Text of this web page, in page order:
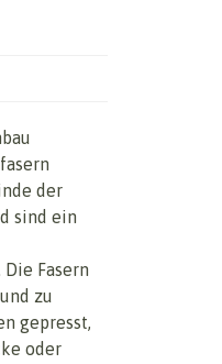
der
sind ein
Fasern
zu
gepresst,
oder